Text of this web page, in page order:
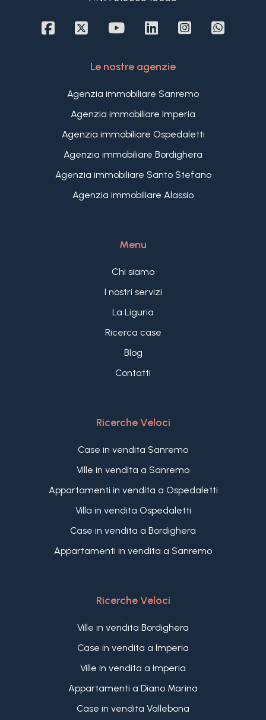
spazio ben fruibile, una delle quali confina con un
indipendente in vendita a Sanremo permette di
tramonti sulla Costa Azzurra.
Questa casa in vendita a Sanremo offre
borgo di Poggio, distante soltanto 1 km dalle
spiagge e di poter beneficiare dei servizi offerti
dalla frazione, quali bar, ristoranti, ufficio postale,
farmacia e un piccolo negozio di generi
alimentari.
Le nostre agenzie
Agenzia immobiliare Sanremo
Agenzia immobiliare Imperia
Agenzia immobiliare Ospedaletti
Agenzia immobiliare Bordighera
Agenzia immobiliare Santo Stefano
Agenzia immobiliare Alassio
Menu
Chi siamo
I nostri servizi
La Liguria
Ricerca case
Blog
Contatti
Ricerche Veloci
Case in vendita Sanremo
Ville in vendita a Sanremo
Appartamenti in vendita a Ospedaletti
Villa in vendita Ospedaletti
Case in vendita a Bordighera
Appartamenti in vendita a Sanremo
Ricerche Veloci
Ville in vendita Bordighera
Case in vendita a Imperia
Ville in vendita a Imperia
Appartamenti a Diano Marina
Case in vendita Vallebona